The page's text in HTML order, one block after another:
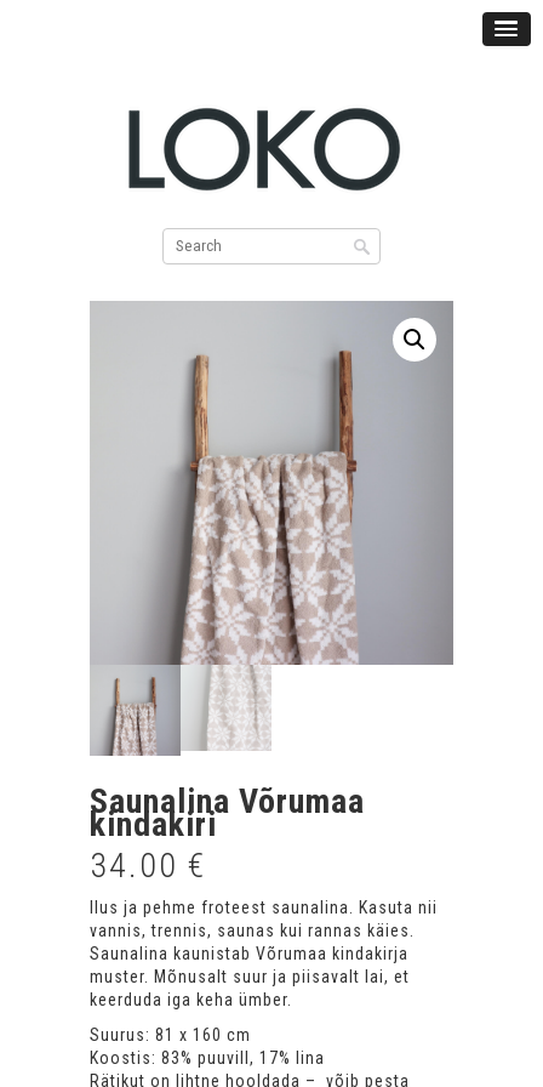
Saunalina Võrumaa
kindakiri
34.00 €
Ilus ja pehme froteest saunalina. Kasuta nii
vannis, trennis, saunas kui rannas käies.
Saunalina kaunistab Võrumaa kindakirja
muster. Mõnusalt suur ja piisavalt lai, et
keerduda iga keha ümber.
Suurus: 81 x 160 cm
Koostis: 83% puuvill, 17% lina
Rätikut on lihtne hooldada – võib pesta